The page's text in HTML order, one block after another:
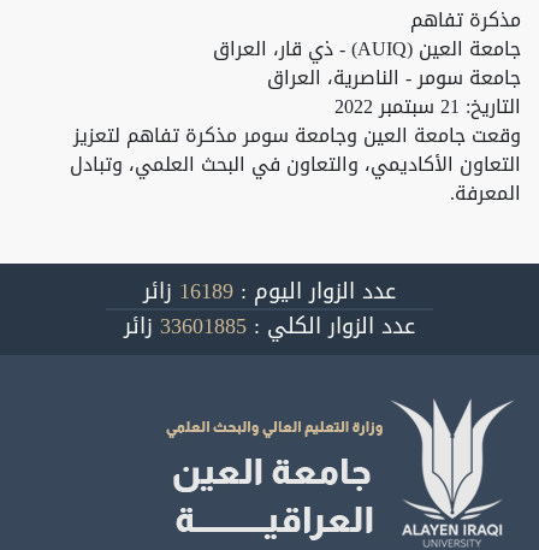
مذكرة تفاهم
جامعة العين (AUIQ) - ذي قار، العراق
جامعة سومر - الناصرية، العراق
التاريخ: 21 سبتمبر 2022
وقعت جامعة العين وجامعة سومر مذكرة تفاهم لتعزيز
التعاون الأكاديمي، والتعاون في البحث العلمي، وتبادل
المعرفة.
عدد الزوار اليوم : 16189 زائر
عدد الزوار الكلي : 33601885 زائر